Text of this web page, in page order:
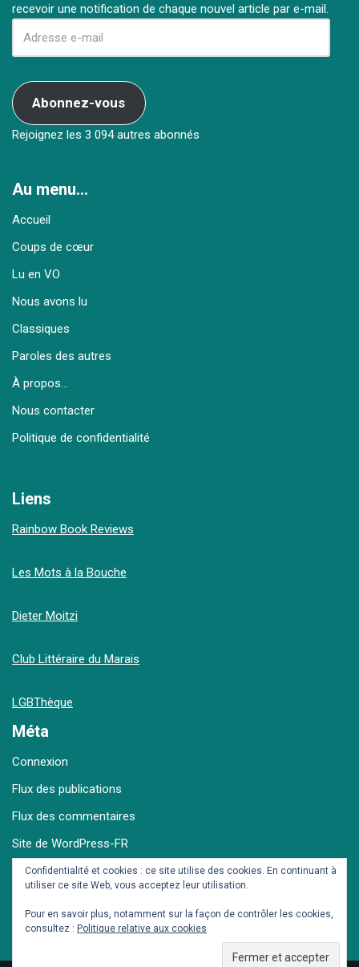
recevoir une notification de chaque nouvel article par e-mail.
Abonnez-vous
Rejoignez les 3 094 autres abonnés
Au menu…
Accueil
Coups de cœur
Lu en VO
Nous avons lu
Classiques
Paroles des autres
À propos…
Nous contacter
Politique de confidentialité
Liens
Rainbow Book Reviews
Les Mots à la Bouche
Dieter Moitzi
Club Littéraire du Marais
LGBThèque
Méta
Connexion
Flux des publications
Flux des commentaires
Site de WordPress-FR
Confidentialité et cookies : ce site utilise des cookies. En continuant à
utiliser ce site Web, vous acceptez leur utilisation.
Pour en savoir plus, notamment sur la façon de contrôler les cookies,
consultez : Politique relative aux cookies